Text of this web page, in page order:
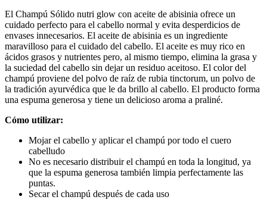
El Champú Sólido nutri glow con aceite de abisinia ofrece un
cuidado perfecto para el cabello normal y evita desperdicios de
envases innecesarios. El aceite de abisinia es un ingrediente
maravilloso para el cuidado del cabello. El aceite es muy rico en
ácidos grasos y nutrientes pero, al mismo tiempo, elimina la grasa y
la suciedad del cabello sin dejar un residuo aceitoso. El color del
champú proviene del polvo de raíz de rubia tinctorum, un polvo de
la tradición ayurvédica que le da brillo al cabello. El producto forma
una espuma generosa y tiene un delicioso aroma a praliné.
Cómo utilizar:
Mojar el cabello y aplicar el champú por todo el cuero
cabelludo
No es necesario distribuir el champú en toda la longitud, ya
que la espuma generosa también limpia perfectamente las
puntas.
Secar el champú después de cada uso